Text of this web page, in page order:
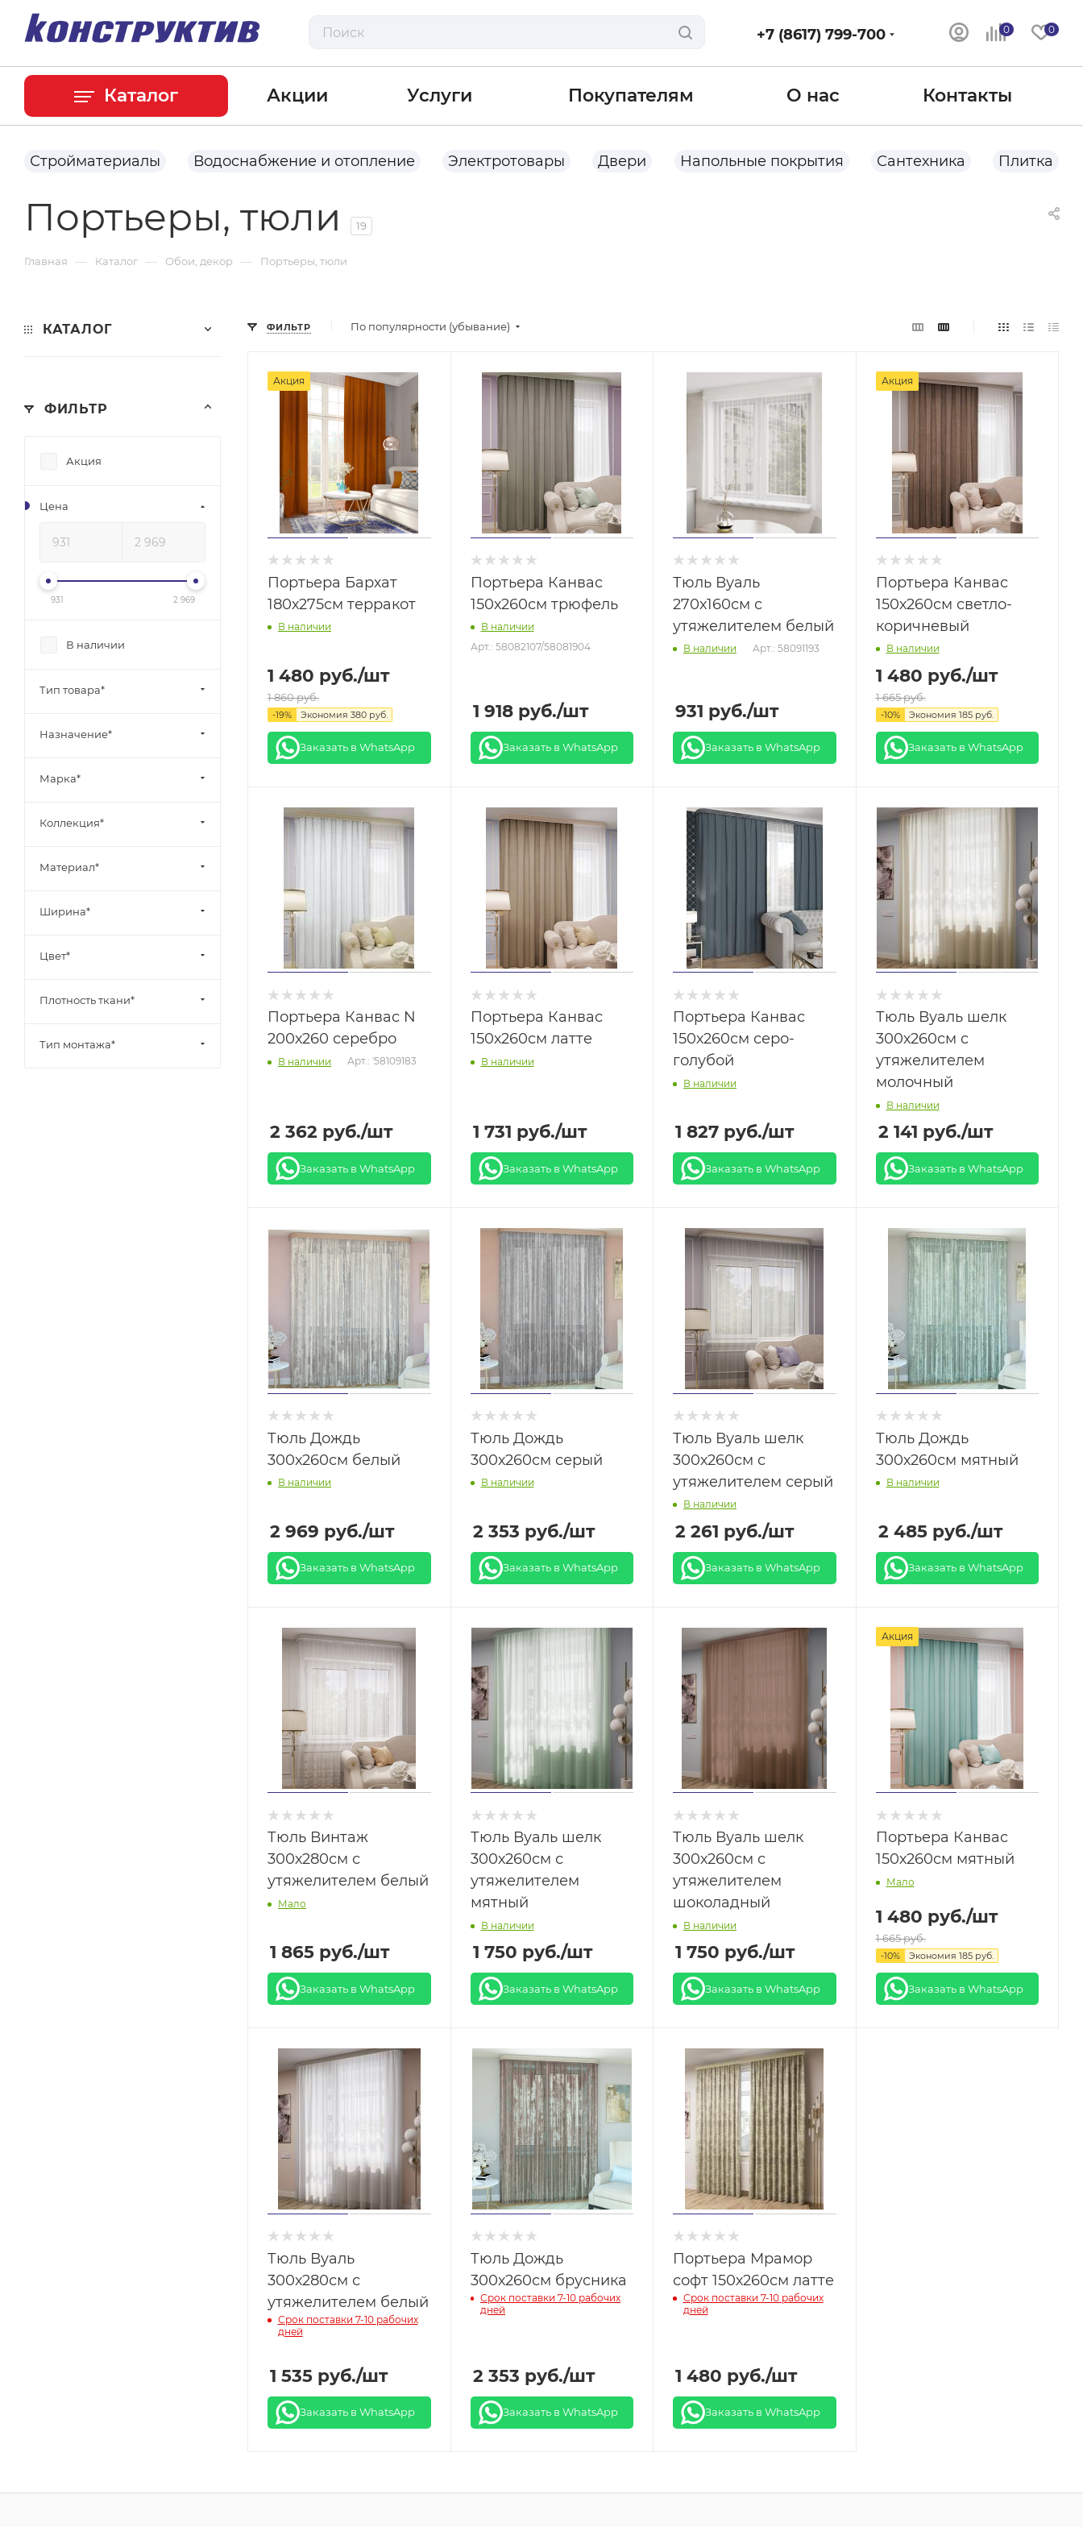
0 0
+7 (8617) 799-700
Каталог Акции Услуги Покупателям О нас Контакты
Стройматериалы Водоснабжение и отопление Электротовары Двери Напольные покрытия Сантехника Плитка
Портьеры, тюли 19
Главная — Каталог — Обои, декор — Портьеры, тюли
ФИЛЬТР По популярности (убывание)
Акция
Портьера Бархат
180х275см терракот
В наличии
1 480 руб./шт
1 860руб.
-19% Экономия 380 руб.
Заказать в WhatsApp
Портьера Канвас
150х260см трюфель
В наличии
Арт.: 58082107/58081904
1 918руб./шт
Заказать в WhatsApp
Тюль Вуаль
270х160см с
утяжелителем белый
В наличии Арт.: 58091193
931 руб./шт
Заказать в WhatsApp
Акция
Портьера Канвас
150х260см светло-
коричневый
В наличии
1 480 руб./шт
1 665руб.
-10% Экономия 185руб.
Заказать в WhatsApp
Портьера Канвас N
200х260 серебро
В наличии Арт.: '58109183
2 362 руб./шт
Заказать в WhatsApp
Портьера Канвас
150х260см латте
В наличии
1 731 руб./шт
Заказать в WhatsApp
Портьера Канвас
150х260см серо-
голубой
В наличии
1 827 руб./шт
Заказать в WhatsApp
Тюль Вуаль шелк
300х260см с
утяжелителем
молочный
В наличии
2 141 руб./шт
Заказать в WhatsApp
Тюль Дождь
300х260см белый
В наличии
2 969 руб./шт
Заказать в WhatsApp
Тюль Дождь
300х260см серый
В наличии
2 353 руб./шт
Заказать в WhatsApp
Тюль Вуаль шелк
300х260см с
утяжелителем серый
В наличии
2 261 руб./шт
Заказать в WhatsApp
Тюль Дождь
300х260см мятный
В наличии
2 485руб./шт
Заказать в WhatsApp
Тюль Винтаж
300х280см с
утяжелителем белый
Мало
1 865 руб./шт
Заказать в WhatsApp
Тюль Вуаль шелк
300х260см с
утяжелителем
мятный
В наличии
1 750 руб./шт
Заказать в WhatsApp
Тюль Вуаль шелк
300х260см с
утяжелителем
шоколадный
В наличии
1 750 руб./шт
Заказать в WhatsApp
Акция
Портьера Канвас
150х260см мятный
Мало
1 480 руб./шт
1 665руб.
-10% Экономия 185руб.
Заказать в WhatsApp
Тюль Вуаль
300х280см с
утяжелителем белый
Срок поставки 7-10 рабочих
дней
1 535 руб./шт
Заказать в WhatsApp
Тюль Дождь
300х260см брусника
Срок поставки 7-10 рабочих
дней
2 353 руб./шт
Заказать в WhatsApp
Портьера Мрамор
софт 150х260см латте
Срок поставки 7-10 рабочих
дней
1 480 руб./шт
Заказать в WhatsApp
КАТАЛОГ
ФИЛЬТР
Акция
Цена
931 2 969
В наличии
Тип товара*
Назначение*
Марка*
Коллекция*
Материал*
Ширина*
Цвет*
Плотность ткани*
Тип монтажа*